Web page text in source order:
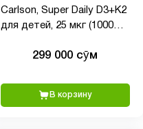
Carlson, Super Daily D3+K2
для детей, 25 мкг (1000
299 000 сӯм
В корзину